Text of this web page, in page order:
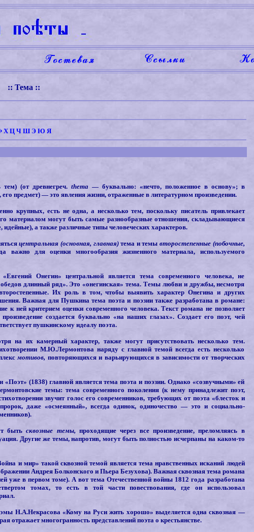
:: Тема ::
Х Ц Ч Ш Э Ю Я
(от древнегреч. thema — буквально: «нечто, положенное в основу»; в
предмет) — это явления жизни, отраженные в литературном произведении.
крупных, есть не одна, а несколько тем, поскольку писатель привлекает
материалом могут быть самые разнообразные отношения, складывающиеся
а также различные типы человеческих характеров.
центральная (основная, главная)тема и темы второстепенные (побочные,
важно для оценки многообразия жизненного материала, используемого
Онегин» центральной является тема современного человека, не
длинный ряд». Это «онегинская» тема. Темы любви и дружбы, несмотря
Их роль в том, чтобы выявить характер Онегина и других
Важная для Пушкина тема поэта и поэзии также разработана в романе:
к ней критерием оценки современного человека. Текст романа не позволяет
создается буквально «на наших глазах». Создает его поэт, чей
пушкинскому идеалу поэта.
на их камерный характер, также могут присутствовать несколько тем.
М.Ю.Лермонтова наряду с главной темой всегда есть несколько
мотивов, повторяющихся и варьирующихся в зависимости от творческих
«Поэт» (1838) главной является тема поэта и поэзии. Однако «созвучными» ей
темы: тема современного поколения (к нему принадлежит поэт,
звучит голос его современников, требующих от поэта «блесток и
даже «осмеянный», всегда одинок, одиночество — это и социально-
бытьсквозные темы, проходящие через все произведение, преломляясь в
Другие же темы, напротив, могут быть полностью исчерпаны на каком-то
и мир» такой сквозной темой является тема нравственных исканий людей
Андрея Болконского и Пьера Безухова). Важная сквозная тема романа
уже в первом томе). А вот тема Отечественной войны 1812 года разработана
томах, то есть в той части повествования, где он использовал
Н.А.Некрасова «Кому на Руси жить хорошо» выделяется одна сквозная —
отражает многогранность представлений поэта о крестьянстве.